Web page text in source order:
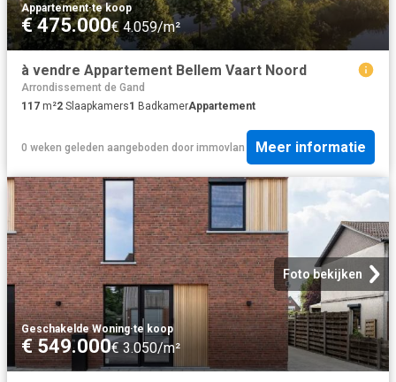
Appartement·te koop
€ 475.000€ 4.059/m²
à vendre Appartement Bellem Vaart Noord
Arrondissement de Gand
117 m²2 Slaapkamers1 BadkamerAppartement
0 weken geleden aangeboden door immovlan Meer informatie
Foto bekijken
Geschakelde Woning·te koop
€ 549.000€ 3.050/m²